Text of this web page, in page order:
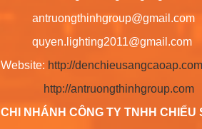
antruongthinhgroup@gmail.com
quyen.lighting2011@gmail.com
Website: http://denchieusangcaoap.com
http://antruongthinhgroup.com
CHI NHÁNH CÔNG TY TNHH CHIẾU